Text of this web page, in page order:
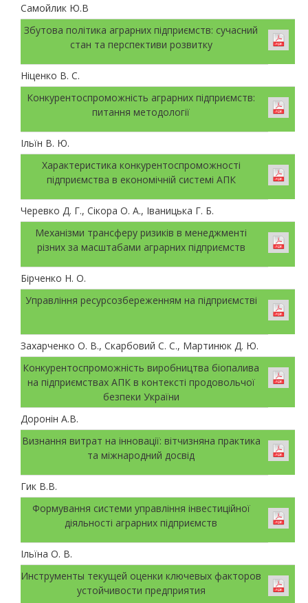
Самойлик Ю.В
Збутова політика аграрних підприємств: сучасний
стан та перспективи розвитку
Ніценко В. С.
Конкурентоспроможність аграрних підприємств:
питання методології
Ільїн В. Ю.
Характеристика конкурентоспроможності
підприємства в економічній системі АПК
Черевко Д. Г., Сікора О. А., Іваницька Г. Б.
Механізми трансферу ризиків в менеджменті
різних за масштабами аграрних підприємств
Бірченко Н. О.
Управління ресурсозбереженням на підприємстві
Захарченко О. В., Скарбовий С. С., Мартинюк Д. Ю.
Конкурентоспроможність виробництва біопалива
на підприємствах АПК в контексті продовольчої
безпеки України
Доронін А.В.
Визнання витрат на інновації: вітчизняна практика
та міжнародний досвід
Гик В.В.
Формування системи управління інвестиційної
діяльності аграрних підприємств
Ільїна О. В.
Инструменты текущей оценки ключевых факторов
устойчивости предприятия